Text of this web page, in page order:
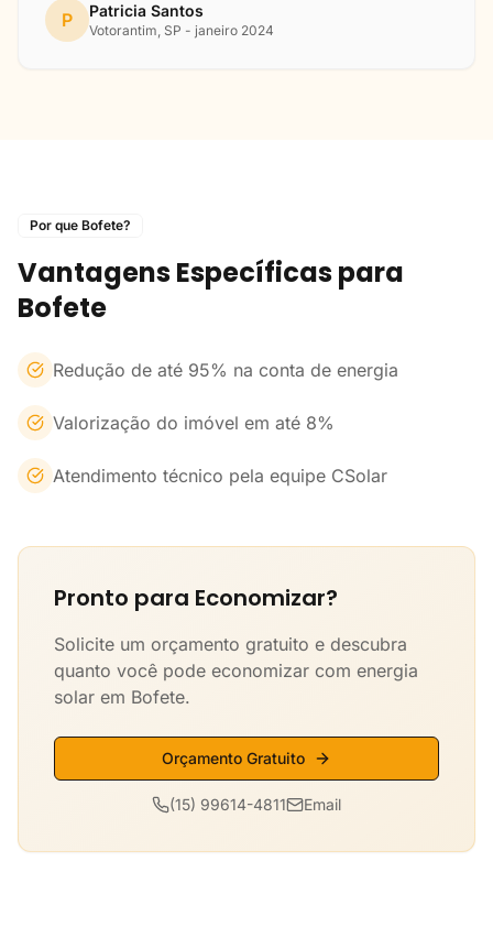
P Patricia Santos
Votorantim, SP - janeiro 2024
Por que Bofete?
Vantagens Específicas para
Bofete
Redução de até 95% na conta de energia
Valorização do imóvel em até 8%
Atendimento técnico pela equipe CSolar
Pronto para Economizar?
Solicite um orçamento gratuito e descubra
quanto você pode economizar com energia
solar em Bofete.
Orçamento Gratuito
(15) 99614-4811 Email